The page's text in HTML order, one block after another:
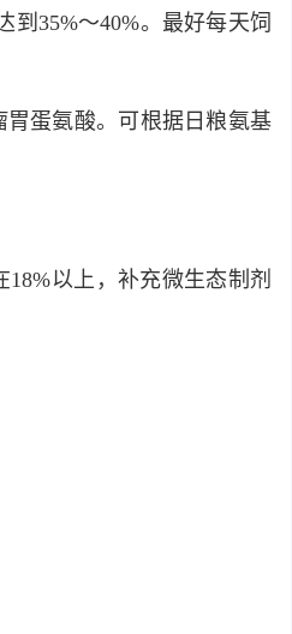
到35%～40%。最好每天饲
蛋氨酸。可根据日粮氨基
以上，补充微生态制剂